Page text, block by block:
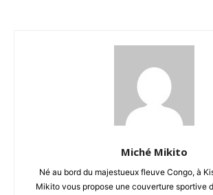
Miché Mikito
Né au bord du majestueux fleuve Congo, à
Mikito vous propose une couverture sportive